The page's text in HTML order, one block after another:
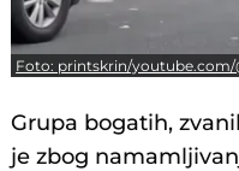
Foto: printskrin/youtube.com/
Grupa bogatih,
je zbog